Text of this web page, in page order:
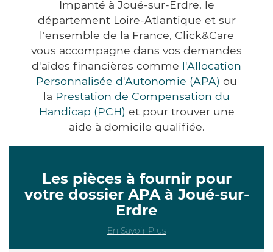
Impanté à Joué-sur-Erdre, le
département Loire-Atlantique et sur
l'ensemble de la France, Click&Care
vous accompagne dans vos demandes
d'aides financières comme l'Allocation
Personnalisée d'Autonomie (APA) ou
la Prestation de Compensation du
Handicap (PCH) et pour trouver une
aide à domicile qualifiée.
Les pièces à fournir pour
votre dossier APA à Joué-sur-
Erdre
En Savoir Plus